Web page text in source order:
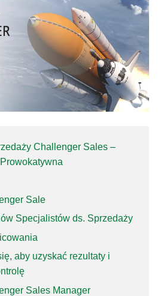
Challenger Sales –
Sale
Specjalistów ds. Sprzedaży
aby uzyskać rezultaty i
Sales Manager